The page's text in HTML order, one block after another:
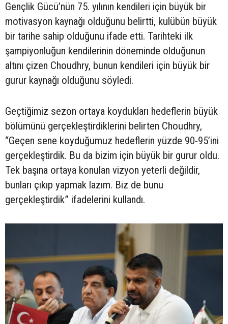
Gençlik Gücü’nün 75. yılının kendileri için büyük bir
motivasyon kaynağı olduğunu belirtti, kulübün büyük
bir tarihe sahip olduğunu ifade etti. Tarihteki ilk
şampiyonluğun kendilerinin döneminde olduğunun
altını çizen Choudhry, bunun kendileri için büyük bir
gurur kaynağı olduğunu söyledi.
Geçtiğimiz sezon ortaya koydukları hedeflerin büyük
bölümünü gerçekleştirdiklerini belirten Choudhry,
“Geçen sene koyduğumuz hedeflerin yüzde 90-95’ini
gerçekleştirdik. Bu da bizim için büyük bir gurur oldu.
Tek başına ortaya konulan vizyon yeterli değildir,
bunları çıkıp yapmak lazım. Biz de bunu
gerçekleştirdik” ifadelerini kullandı.